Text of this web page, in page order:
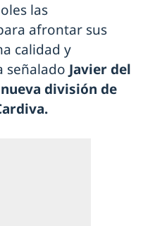
las
afrontar sus
calidad y
señalado Javier del
división de